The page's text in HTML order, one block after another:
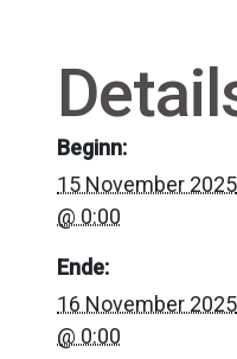
Beginn:
15 November 2025
@ 0:00
Ende:
16 November 2025
@ 0:00